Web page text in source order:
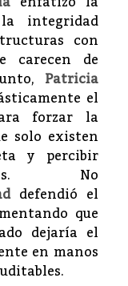
integridad
con
carecen de
Patricia
el
forzar la
solo existen
y percibir
No
defendió el
que
dejaría el
en manos